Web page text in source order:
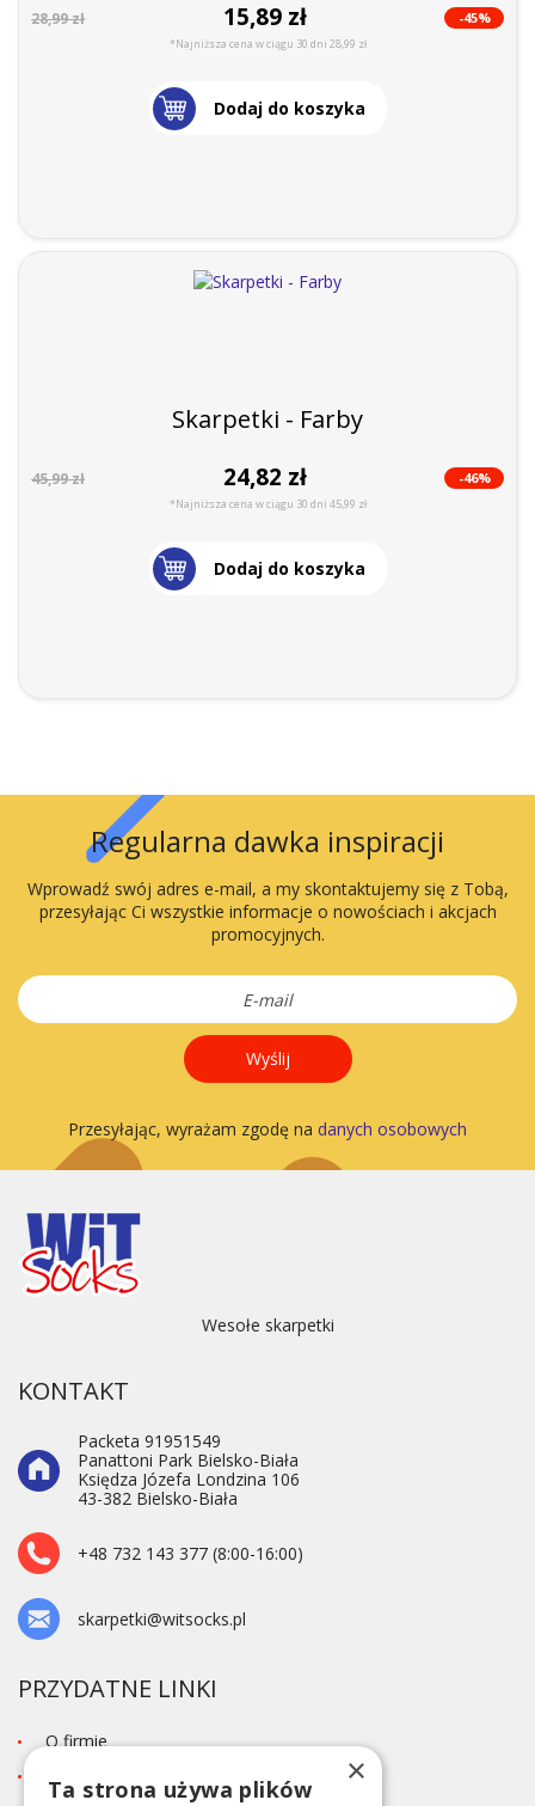
28,99 zł 15,89 zł -45%
*Najniższa cena w ciągu 30 dni 28,99 zł
Dodaj do koszyka
Skarpetki - Farby
45,99 zł 24,82 zł -46%
*Najniższa cena w ciągu 30 dni 45,99 zł
Dodaj do koszyka
Regularna dawka inspiracji
Wprowadź swój adres e-mail, a my skontaktujemy się z Tobą,
przesyłając Ci wszystkie informacje o nowościach i akcjach
promocyjnych.
Wyślij
Przesyłając, wyrażam zgodę na danych osobowych
Wesołe skarpetki
KONTAKT
Packeta 91951549
Panattoni Park Bielsko-Biała
Księdza Józefa Londzina 106
43-382 Bielsko-Biała
+48 732 143 377 (8:00-16:00)
skarpetki@witsocks.pl
PRZYDATNE LINKI
O firmie
×
Ta strona używa plików